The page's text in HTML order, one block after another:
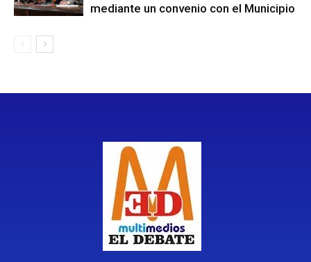
mediante un convenio con el Municipio